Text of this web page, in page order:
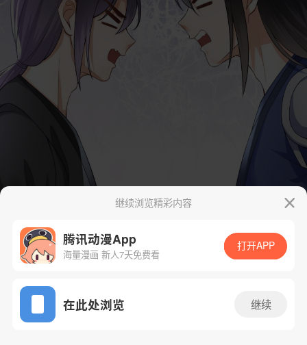
App免费看
继续浏览精彩内容
腾讯动漫App
海量漫画 新人7天免费看
打开APP
在此处浏览 继续